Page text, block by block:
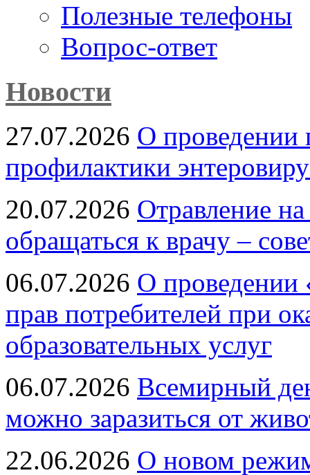
Полезные телефоны
Вопрос-ответ
Новости
27.07.2026 О проведении
профилактики
20.07.2026 Отравление
обращаться к врачу –
06.07.2026 О проведении
прав потребителей при
образовательных услуг
06.07.2026 Всемирный
можно заразиться от
22.06.2026 О новом